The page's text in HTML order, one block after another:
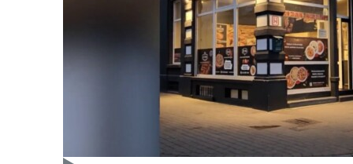
Foire du Midi: les visiteurs au
rendez-vous grâce à la météo